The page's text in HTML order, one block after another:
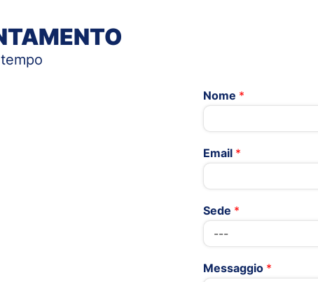
Nome *
Email *
Sede *
Messaggio *